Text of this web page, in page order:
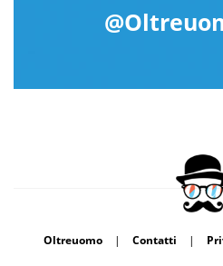
Oltreuomo | Contatti |